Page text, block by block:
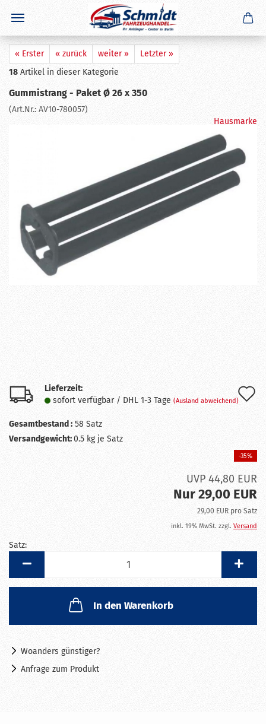
« Erster « zurück weiter »
Letzter »
18 Artikel in dieser Kategorie
Gummistrang - Paket Ø 26 x 350
(Art.Nr.: AV10-780057)
Hausmarke
Lieferzeit:
sofort verfügbar / DHL 1-3 Tage (Ausland abweichend)
Gesamtbestand : 58 Satz
Versandgewicht:0.5 kg je Satz
-35%
UVP 44,80 EUR
Nur 29,00 EUR
29,00 EUR pro Satz
inkl. 19% MwSt. zzgl. Versand
Satz:
In den Warenkorb
Woanders günstiger?
Anfrage zum Produkt